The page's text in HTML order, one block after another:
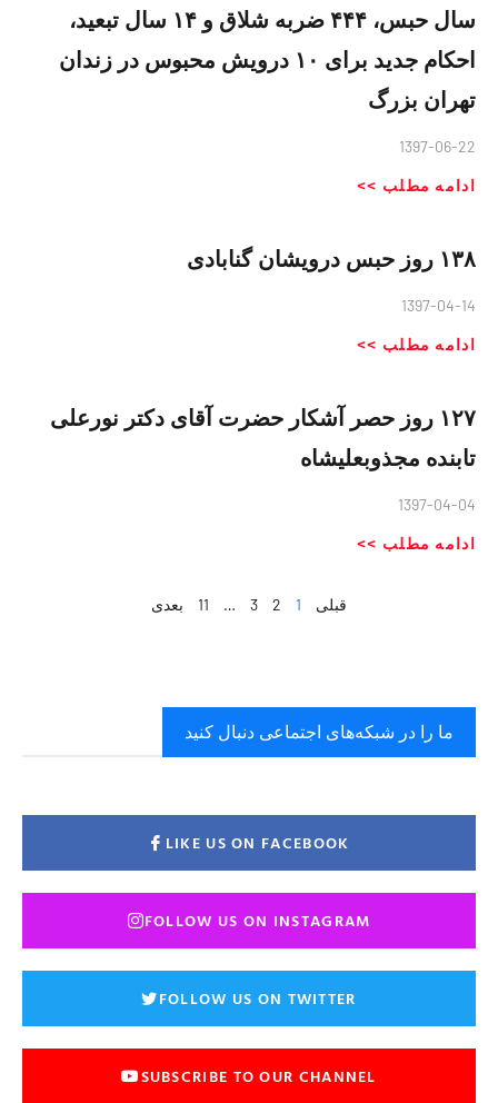
سال حبس، ۴۴۴ ضربه شلاق و ۱۴ سال تبعید،
احکام جدید برای ۱۰ درویش محبوس در زندان
تهران بزرگ
1397-06-22
ادامه مطلب >>
۱۳۸ روز حبس درویشان گنابادی
1397-04-14
ادامه مطلب >>
۱۲۷ روز حصر آشکار حضرت آقای دکتر نورعلی
تابنده مجذوبعلیشاه
1397-04-04
ادامه مطلب >>
قبلی 1
2
3
…
11 بعدی
ما را در شبکه‌های اجتماعی دنبال کنید
LIKE US ON FACEBOOK
FOLLOW US ON INSTAGRAM
FOLLOW US ON TWITTER
SUBSCRIBE TO OUR CHANNEL